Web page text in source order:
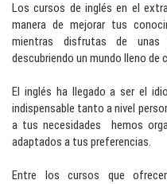
Los cursos de inglés en el
manera de mejorar tus
mientras disfrutas de unas
descubriendo un mundo lleno
El inglés ha llegado a ser el
indispensable tanto a nivel
a tus necesidades hemos
adaptados a tus preferencias.
Entre los cursos que